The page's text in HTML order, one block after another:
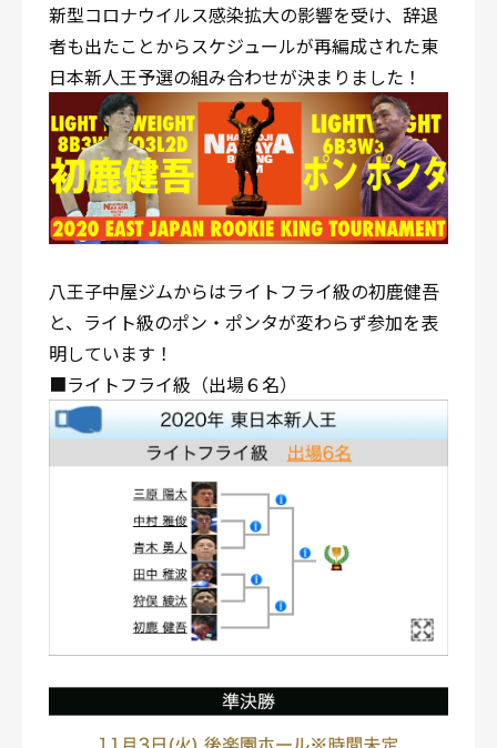
〒192-0072 東京都八王子市南町3-8 第2原嶋ビル1F
Tel/Fax：042-622-7222
営業時間：月〜土 14:00〜22:00 / 日・祝 14:00〜19:00
新型コロナウイルス感染拡大の影響を受け、辞退
者も出たことからスケジュールが再編成された東
日本新人王予選の組み合わせが決まりました！
八王子中屋ジムからはライトフライ級の初鹿健吾
と、ライト級のポン・ポンタが変わらず参加を表
明しています！
■ライトフライ級（出場６名）